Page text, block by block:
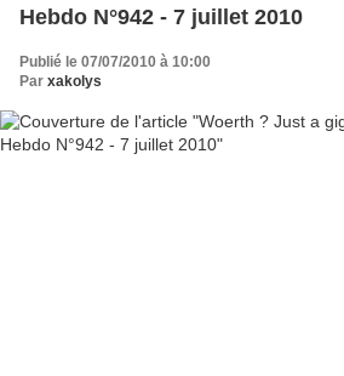
Hebdo N°942 - 7 juillet 2010
Publié le 07/07/2010 à 10:00
Par xakolys